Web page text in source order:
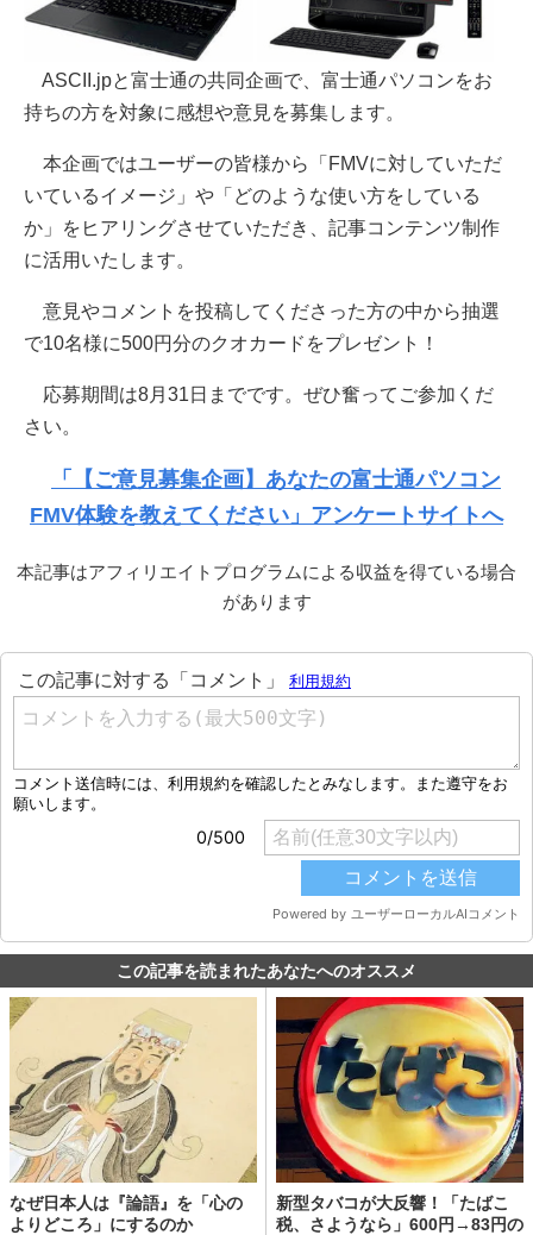
ASCII.jpと富士通の共同企画で、富士通パソコンをお
持ちの方を対象に感想や意見を募集します。
本企画ではユーザーの皆様から「FMVに対していただ
いているイメージ」や「どのような使い方をしている
か」をヒアリングさせていただき、記事コンテンツ制作
に活用いたします。
意見やコメントを投稿してくださった方の中から抽選
で10名様に500円分のクオカードをプレゼント！
応募期間は8月31日までです。ぜひ奮ってご参加くだ
さい。
「【ご意見募集企画】あなたの富士通パソコン
FMV体験を教えてください」アンケートサイトへ
本記事はアフィリエイトプログラムによる収益を得ている場合
があります
この記事を読まれたあなたへのオススメ
なぜ日本人は『論語』を「心の
よりどころ」にするのか
新型タバコが大反響！「たばこ
税、さようなら」600円→83円の